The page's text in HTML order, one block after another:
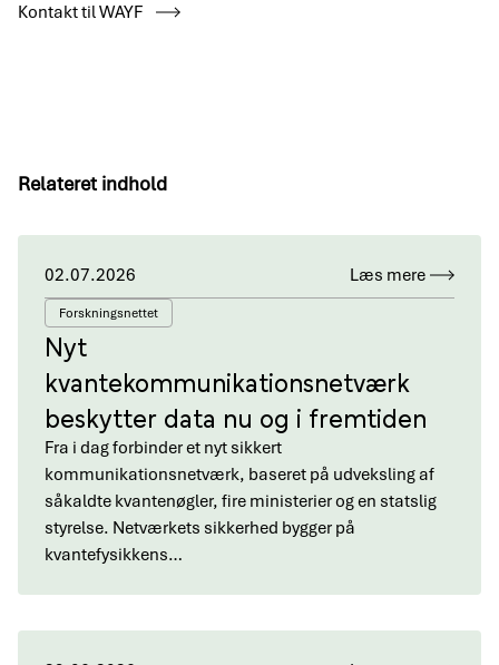
Kontakt til WAYF
Relateret indhold
02.07.2026 Læs mere
Forskningsnettet
Nyt
kvantekommunikationsnetværk
beskytter data nu og i fremtiden
Fra i dag forbinder et nyt sikkert
kommunikationsnetværk, baseret på udveksling af
såkaldte kvantenøgler, fire ministerier og en statslig
styrelse. Netværkets sikkerhed bygger på
kvantefysikkens…